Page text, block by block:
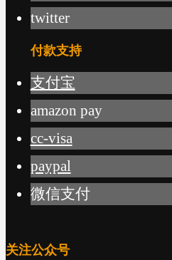
twitter
付款支持
支付宝
amazon pay
cc-visa
paypal
微信支付
关注公众号